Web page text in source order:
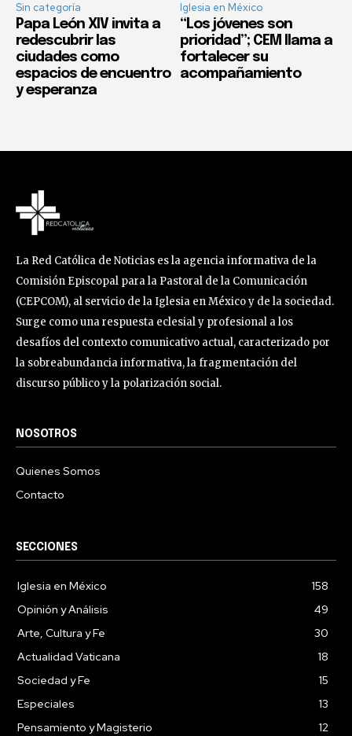
Sin categoría
Papa León XIV invita a
redescubrir las
ciudades como
espacios de encuentro
y esperanza
Iglesia en México
“Los jóvenes son
prioridad”; CEM llama a
fortalecer su
acompañamiento
La Red Católica de Noticias es la agencia informativa de la
Comisión Episcopal para la Pastoral de la Comunicación
(CEPCOM), al servicio de la Iglesia en México y de la sociedad.
Surge como una respuesta eclesial y profesional a los
desafíos del contexto comunicativo actual, caracterizado por
la sobreabundancia informativa, la fragmentación del
discurso público y la polarización social.
NOSOTROS
Quienes Somos
Contacto
SECCIONES
Iglesia en México
158
Opinión y Análisis
49
Arte, Cultura y Fe
30
Actualidad Vaticana
18
Sociedad y Fe
15
Especiales
13
Pensamiento y Magisterio
12